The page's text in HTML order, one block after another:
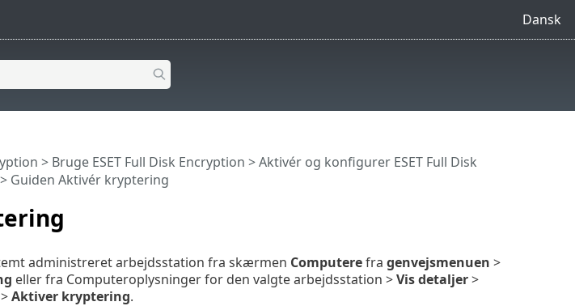
Dansk
> Bruge ESET Full Disk Encryption >Aktivér og konfigurer ESET Full Disk
Guiden Aktivér kryptering
administreret arbejdsstation fra skærmen Computerefra genvejsmenuen >
eller fra Computeroplysninger for den valgte arbejdsstation >Vis detaljer>
>Aktiver kryptering.